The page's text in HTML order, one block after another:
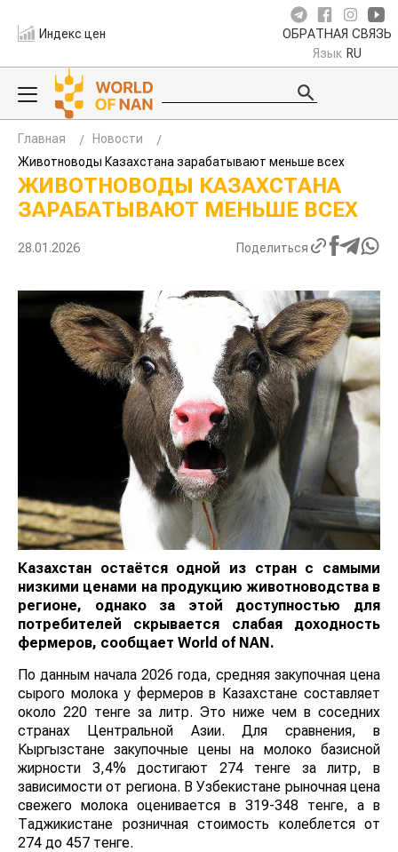
Индекс цен ОБРАТНАЯ СВЯЗЬ
Язык RU
Главная
Новости
Животноводы Казахстана зарабатывают меньше всех
ЖИВОТНОВОДЫ КАЗАХСТАНА
ЗАРАБАТЫВАЮТ МЕНЬШЕ ВСЕХ
28.01.2026 Поделиться
Казахстан остаётся одной из стран с самыми
низкими ценами на продукцию животноводства в
регионе, однако за этой доступностью для
потребителей скрывается слабая доходность
фермеров, сообщает World of NAN.
По данным начала 2026 года, средняя закупочная цена
сырого молока у фермеров в Казахстане составляет
около 220 тенге за литр. Это ниже чем в соседних
странах Центральной Азии. Для сравнения, в
Кыргызстане закупочные цены на молоко базисной
жирности 3,4% достигают 274 тенге за литр, в
зависимости от региона. В Узбекистане рыночная цена
свежего молока оценивается в 319-348 тенге, а в
Таджикистане розничная стоимость колеблется от
274 до 457 тенге.